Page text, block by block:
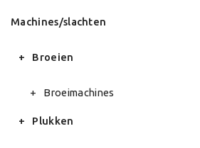
Machines/slachten
Broeien
Broeimachines
Plukken